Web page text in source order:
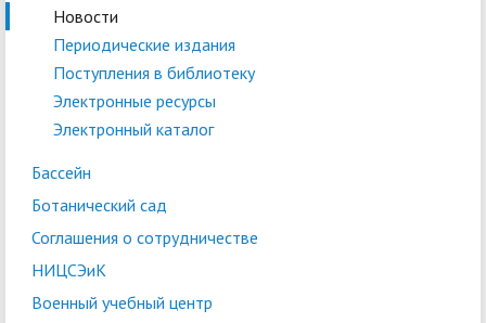
Новости
Периодические издания
Поступления в библиотеку
Электронные ресурсы
Электронный каталог
Бассейн
Ботанический сад
Соглашения о сотрудничестве
НИЦСЭиК
Военный учебный центр